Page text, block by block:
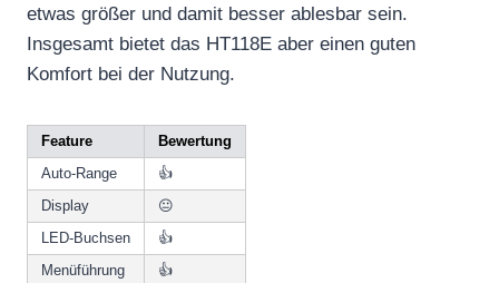
etwas größer und damit besser ablesbar sein.
Insgesamt bietet das HT118E aber einen guten
Komfort bei der Nutzung.
Feature
Bewertung
Auto-Range
👍
Display
😐
LED-Buchsen
👍
Menüführung
👍